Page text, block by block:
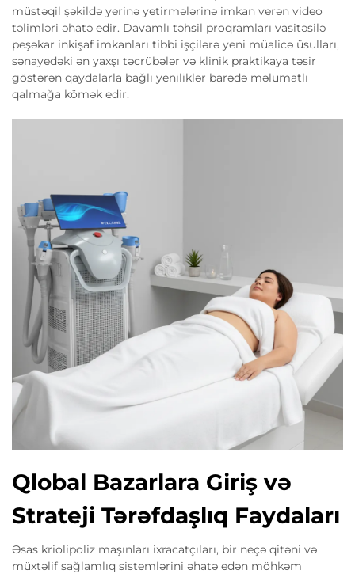
müstəqil şəkildə yerinə yetirmələrinə imkan verən video
təlimləri əhatə edir. Davamlı təhsil proqramları vasitəsilə
peşəkar inkişaf imkanları tibbi işçilərə yeni müalicə üsulları,
sənayedəki ən yaxşı təcrübələr və klinik praktikaya təsir
göstərən qaydalarla bağlı yeniliklər barədə məlumatlı
qalmağa kömək edir.
Qlobal Bazarlara Giriş və
Strateji Tərəfdaşlıq Faydaları
Əsas kriolipoliz maşınları ixracatçıları, bir neçə qitəni və
müxtəlif sağlamlıq sistemlərini əhatə edən möhkəm